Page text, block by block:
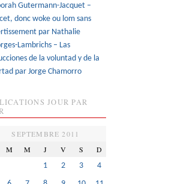
Gutermann-Jacquet –
donc woke ou lom sans
par Nathalie
Lambrichs – Las
de la voluntad y de la
par Jorge Chamorro
JOUR PAR
SEPTEMBRE 2011
M M J V S D
1 2 3
4